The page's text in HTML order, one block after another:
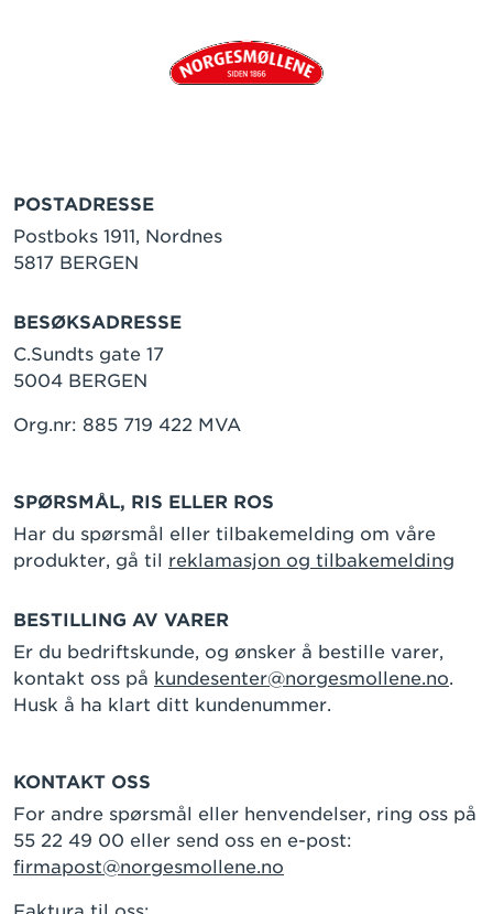
POSTADRESSE
Postboks 1911, Nordnes
5817 BERGEN
BESØKSADRESSE
C.Sundts gate 17
5004 BERGEN
Org.nr: 885 719 422 MVA
SPØRSMÅL, RIS ELLER ROS
Har du spørsmål eller tilbakemelding om våre
produkter, gå til reklamasjon og tilbakemelding
BESTILLING AV VARER
Er du bedriftskunde, og ønsker å bestille varer,
kontakt oss på kundesenter@norgesmollene.no.
Husk å ha klart ditt kundenummer.
KONTAKT OSS
For andre spørsmål eller henvendelser, ring oss på
55 22 49 00 eller send oss en e-post:
firmapost@norgesmollene.no